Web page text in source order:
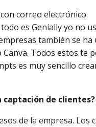
correo electrónico.
es Genially yo no
también se ha
Todos estos te
es muy sencillo
captación de clientes?
de la empresa. Los